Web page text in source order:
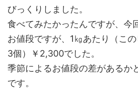
びっくりしました。
食べてみたかったんですが、今
お値段ですが、1㎏あたり（こ
3個）￥2,300でした。
季節によるお値段の差があるか
です。